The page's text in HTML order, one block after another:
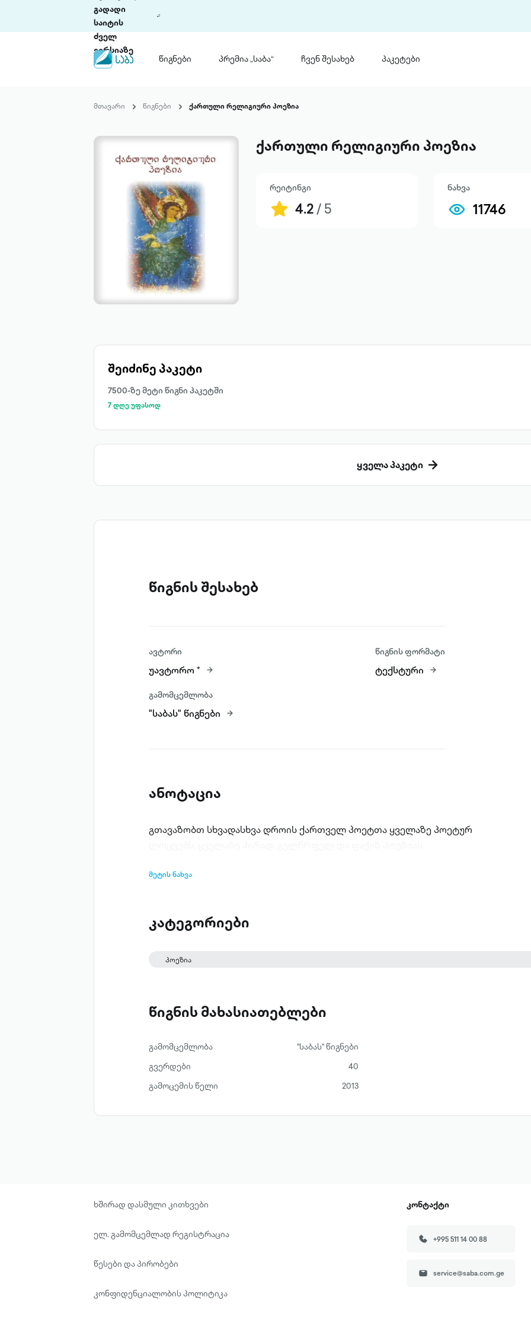
გადადი
საიტის
ძველ
ვერსიაზე
წიგნები პრემია „საბა“
ლიტერატურული პრემია „საბა“
წესდება
საკონკურსო განაცხადი
ჩვენ შესახებ პაკეტები
ჩვენ შესახებ
პაკეტები
მთავარი წიგნები ქართული რელიგიური პოეზია
ქართული რელიგიური პოეზია
რეიტინგი
4.2/ 5
ნახვა
11746
შეიძინე პაკეტი
7500-ზე მეტი წიგნი პაკეტში
7 დღე უფასოდ
ყველა პაკეტი
წიგნის შესახებ
ავტორი
უავტორო *
გამომცემლობა
"საბას" წიგნები
წიგნის ფორმატი
ტექსტური
ანოტაცია
გთავაზობთ სხვადასხვა დროის ქართველ პოეტთა ყველაზე პოეტურ
მეტის ნახვა
კატეგორიები
პოეზია
წიგნის მახასიათებლები
გამომცემლობა
"საბას" წიგნები
გვერდები
40
გამოცემის წელი
2013
ხშირად დასმული კითხვები
ელ. გამომცემლად რეგისტრაცია
წესები და პირობები
კონფიდენციალობის პოლიტიკა
კონტაქტი
+995 511 14 00 88
service@saba.com.ge